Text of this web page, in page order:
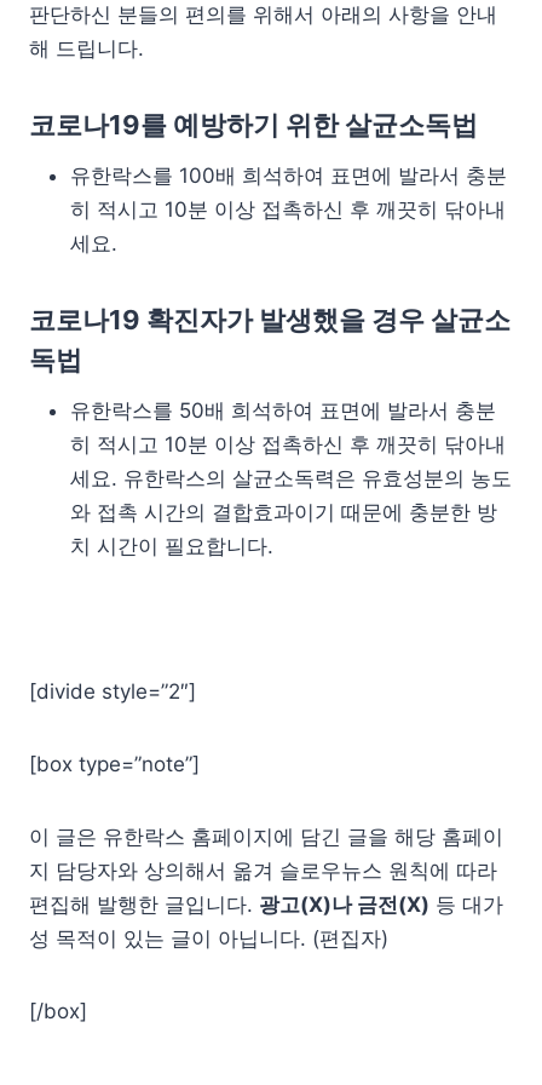
판단하신 분들의 편의를 위해서 아래의 사항을 안내
해 드립니다.
코로나19를 예방하기 위한 살균소독법
유한락스를 100배 희석하여 표면에 발라서 충분
히 적시고 10분 이상 접촉하신 후 깨끗히 닦아내
세요.
코로나19 확진자가 발생했을 경우 살균소
독법
유한락스를 50배 희석하여 표면에 발라서 충분
히 적시고 10분 이상 접촉하신 후 깨끗히 닦아내
세요. 유한락스의 살균소독력은 유효성분의 농도
와 접촉 시간의 결합효과이기 때문에 충분한 방
치 시간이 필요합니다.
[divide style=”2″]
[box type=”note”]
이 글은 유한락스 홈페이지에 담긴 글을 해당 홈페이
지 담당자와 상의해서 옮겨 슬로우뉴스 원칙에 따라
편집해 발행한 글입니다. 광고(X)나 금전(X) 등 대가
성 목적이 있는 글이 아닙니다. (편집자)
[/box]